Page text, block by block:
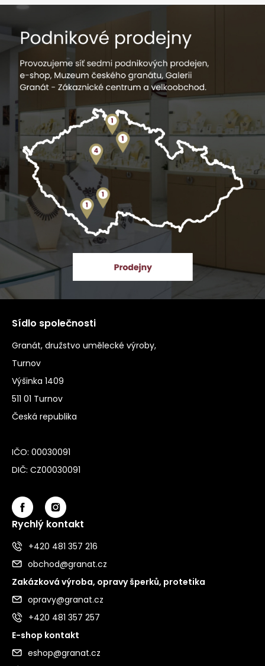
Sídlo společnosti
Granát, družstvo umělecké výroby,
Turnov
Výšinka 1409
511 01 Turnov
Česká republika
IČO: 00030091
DIČ: CZ00030091
Rychlý kontakt
+420 481 357 216
obchod@granat.cz
Zakázková výroba, opravy šperků, protetika
opravy@granat.cz
+420 481 357 257
E-shop kontakt
eshop@granat.cz